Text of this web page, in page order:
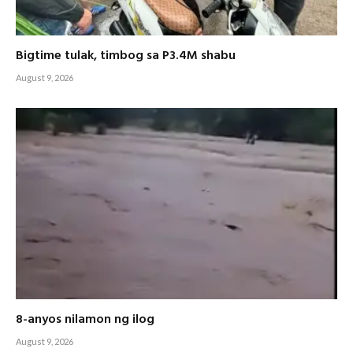
Bigtime tulak, timbog sa P3.4M shabu
August 9, 2026
8-anyos nilamon ng ilog
August 9, 2026